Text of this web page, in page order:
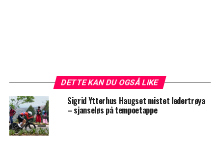
DETTE KAN DU OGSÅ LIKE
Sigrid Ytterhus Haugset mistet ledertrøya
– sjanseløs på tempoetappe